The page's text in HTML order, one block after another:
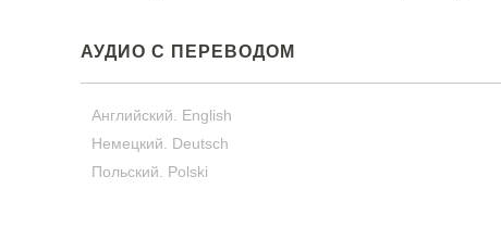
АУДИО С ПЕРЕВОДОМ
Английский. English
Немецкий. Deutsch
Польский. Polski